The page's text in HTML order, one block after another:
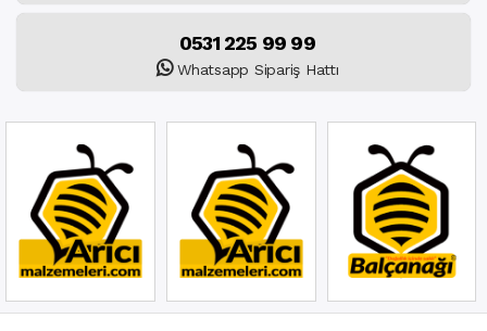
0531 225 99 99
Whatsapp Sipariş Hattı